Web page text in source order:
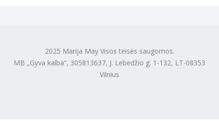
2025 Marija May Visos teisės saugomos.
MB „Gyva kalba“, 305813637, J. Lebedžio g. 1-132, LT-08353
Vilnius